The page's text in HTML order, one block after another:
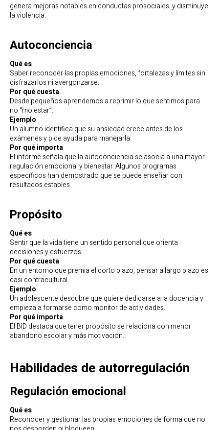
genera mejoras notables en conductas prosociales y disminuye
la violencia.
Autoconciencia
Qué es
Saber reconocer las propias emociones, fortalezas y límites sin
disfrazarlos ni avergonzarse.
Por qué cuesta
Desde pequeños aprendemos a reprimir lo que sentimos para
no “molestar”.
Ejemplo
Un alumno identifica que su ansiedad crece antes de los
exámenes y pide ayuda para manejarla.
Por qué importa
El informe señala que la autoconciencia se asocia a una mayor
regulación emocional y bienestar. Algunos programas
específicos han demostrado que se puede enseñar con
resultados estables.
Propósito
Qué es
Sentir que la vida tiene un sentido personal que orienta
decisiones y esfuerzos.
Por qué cuesta
En un entorno que premia el corto plazo, pensar a largo plazo es
casi contracultural.
Ejemplo
Un adolescente descubre que quiere dedicarse a la docencia y
empieza a formarse como monitor de actividades.
Por qué importa
El BID destaca que tener propósito se relaciona con menor
abandono escolar y más motivación.
Habilidades de autorregulación
Regulación emocional
Qué es
Reconocer y gestionar las propias emociones de forma que no